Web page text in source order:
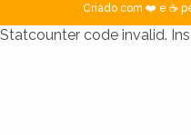
Criado com ❤️ e ☕
Statcounter code invalid.